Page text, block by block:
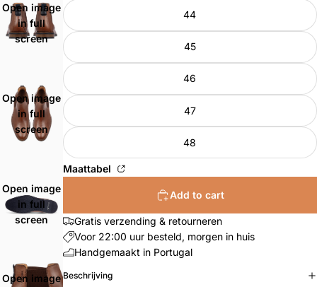
Open image
in full
screen
Open image
in full
screen
Open image
in full
screen
Open image
44
45
46
47
48
Maattabel
Add to cart
Gratis verzending & retourneren
Voor 22:00 uur besteld, morgen in huis
Handgemaakt in Portugal
Beschrijving